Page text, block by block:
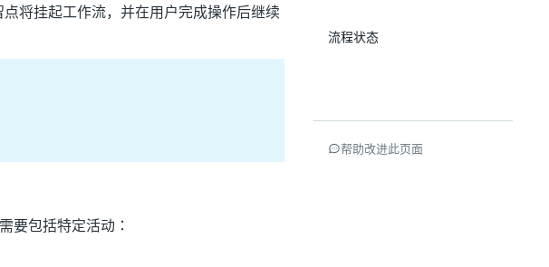
将挂起工作流，并在用户完成操作后继续
要包括特定活动：
流程状态
帮助改进此页面